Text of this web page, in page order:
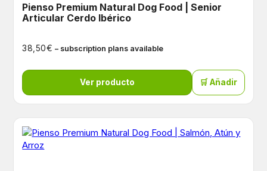
Pienso Premium Natural Dog Food | Senior
Articular Cerdo Ibérico
38,50€ – subscription plans available
Ver producto 🛒 Añadir